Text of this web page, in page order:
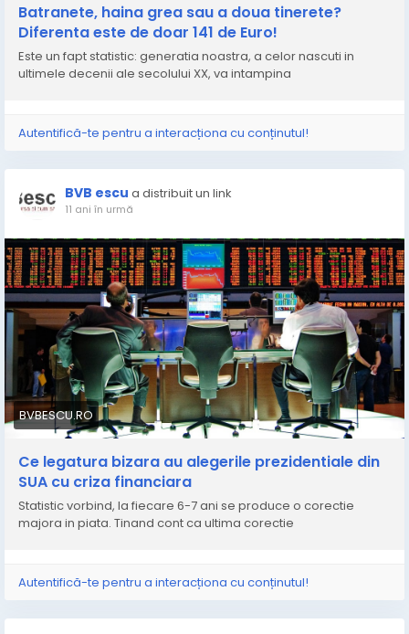
Batranete, haina grea sau a doua tinerete?
Diferenta este de doar 141 de Euro!
Este un fapt statistic: generatia noastra, a celor nascuti in
ultimele decenii ale secolului XX, va intampina
Autentifică-te pentru a interacționa cu conținutul!
BVB escu a distribuit un link
11 ani în urmă
BVBESCU.RO
Ce legatura bizara au alegerile prezidentiale din
SUA cu criza financiara
Statistic vorbind, la fiecare 6-7 ani se produce o corectie
majora in piata. Tinand cont ca ultima corectie
Autentifică-te pentru a interacționa cu conținutul!